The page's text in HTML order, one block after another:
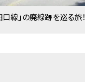
線」の廃線跡を巡る旅！